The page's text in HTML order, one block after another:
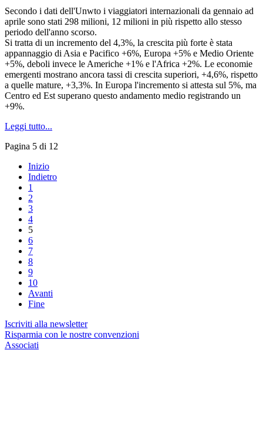
Secondo i dati dell'Unwto i viaggiatori internazionali da gennaio ad
aprile sono stati 298 milioni, 12 milioni in più rispetto allo stesso
periodo dell'anno scorso.
Si tratta di un incremento del 4,3%, la crescita più forte è stata
appannaggio di Asia e Pacifico +6%, Europa +5% e Medio Oriente
+5%, deboli invece le Americhe +1% e l'Africa +2%. Le economie
emergenti mostrano ancora tassi di crescita superiori, +4,6%, rispetto
a quelle mature, +3,3%. In Europa l'incremento si attesta sul 5%, ma
Centro ed Est superano questo andamento medio registrando un
+9%.
Leggi tutto...
Pagina 5 di 12
Inizio
Indietro
1
2
3
4
5
6
7
8
9
10
Avanti
Fine
Iscriviti alla newsletter
Risparmia con le nostre convenzioni
Associati